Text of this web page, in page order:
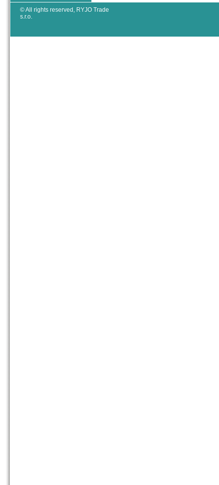
© All rights reserved, RYJO Trade
s.r.o.